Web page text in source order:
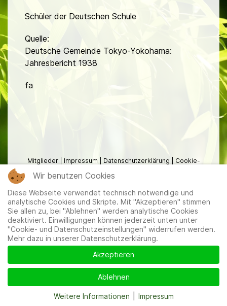
Schüler der Deutschen Schule
Quelle:
Deutsche Gemeinde Tokyo-Yokohama:
Jahresbericht 1938
fa
Mitglieder Impressum Datenschutzerklärung
Cookie-
Wir benutzen Cookies
Diese Webseite verwendet technisch notwendige und
analytische Cookies und Skripte. Mit "Akzeptieren" stimmen
Sie allen zu, bei "Ablehnen" werden analytische Cookies
deaktiviert. Einwilligungen können jederzeit unten unter
"Cookie- und Datenschutzeinstellungen" widerrufen werden.
Mehr dazu in unserer Datenschutzerklärung.
Akzeptieren
Ablehnen
Weitere Informationen Impressum